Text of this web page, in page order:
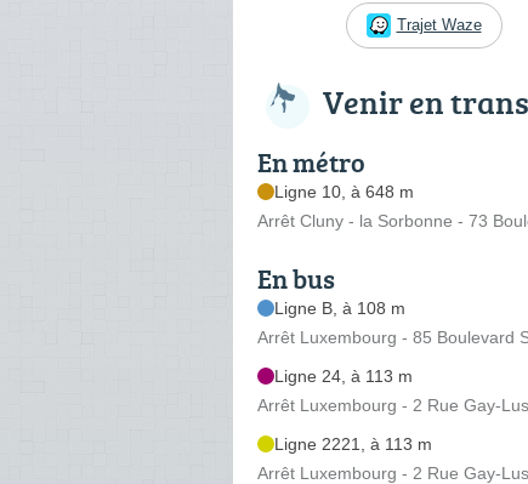
Trajet Waze
Venir en
En métro
Ligne 10, à 648 m
Arrêt Cluny - la Sorbonne - 73
En bus
Ligne B, à 108 m
Arrêt Luxembourg - 85 Boulevard
Ligne 24, à 113 m
Arrêt Luxembourg - 2 Rue Gay-
Ligne 2221, à 113 m
Arrêt Luxembourg - 2 Rue Gay-